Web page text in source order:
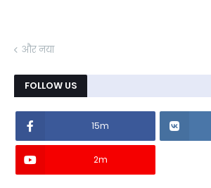
और नया
FOLLOW US
15m
2m